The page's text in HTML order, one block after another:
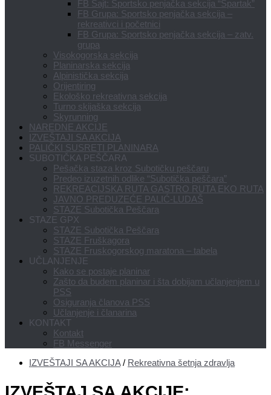
FB Sajt: Sportsko penjačka sekcija “Spartak”
FB Grupa: Sportsko penjačka sekcija –
rekreativci i početnici
FB Grupa: Sportsko penjačka sekcija – zatv.
grupa
Visokogorska sekcija
Planinarska sekcija
Alpinistička sekcija
Orijentiring
Ekološko rekreativna sekcija
Turno skijaška sekcija
Skyrunning
NAREDNE AKCIJE
IZVEŠTAJI SA AKCIJA
PALIČKI SUSRETI PLANINARA
SUBOTIČKA PEŠČARA
Pešačka staza kroz Subotičku peščaru
Predeo izuzetnih odlike “Subotička peščara”
REKREACIJSKA RUTA GASTRO RUTA EKO RUTA
JAVNO PREDUZEĆE PALIĆ-LUDAŠ
STAZE Subotička Peščara
STAZE GPX
STAZE Subotička Peščara
STAZE Fruškagora
STAZE Fruskogorskog maratona – tabela
UČLANJENJE
Kako se postaje planinar
Zašto da budem planinar i šta dobijam učlanjenjem u
PSS
Osiguranja članova PSS
Učlanjenje i članarina
KONTAKT
Kontakt
FB Messenger
IZVEŠTAJI SA AKCIJA / Rekreativna šetnja zdravlja